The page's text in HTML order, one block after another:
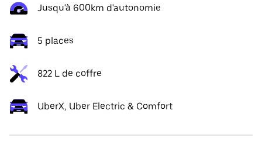
Jusqu'à 600km d'autonomie
5 places
822 L de coffre
UberX, Uber Electric & Comfort